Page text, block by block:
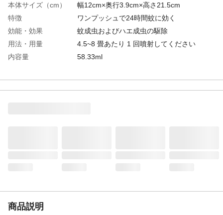
本体サイズ（cm）
幅12cm×奥行3.9cm×高さ21.5cm
特徴
ワンプッシュで24時間蚊に効く
効能・効果
蚊成虫およびハエ成虫の駆除
用法・用量
4.5~8 畳あたり 1 回噴射してください
内容量
58.33ml
使用可能場所
屋内
商品説明